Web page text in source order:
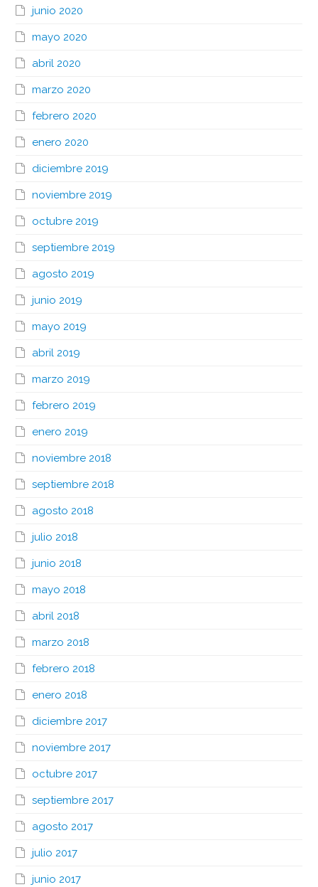
junio 2020
mayo 2020
abril 2020
marzo 2020
febrero 2020
enero 2020
diciembre 2019
noviembre 2019
octubre 2019
septiembre 2019
agosto 2019
junio 2019
mayo 2019
abril 2019
marzo 2019
febrero 2019
enero 2019
noviembre 2018
septiembre 2018
agosto 2018
julio 2018
junio 2018
mayo 2018
abril 2018
marzo 2018
febrero 2018
enero 2018
diciembre 2017
noviembre 2017
octubre 2017
septiembre 2017
agosto 2017
julio 2017
junio 2017